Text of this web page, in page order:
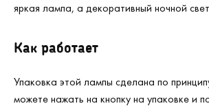
яркая лампа, а декоративный ночной
Как работает
Упаковка этой лампы сделана по
можете нажать на кнопку на упаковке и